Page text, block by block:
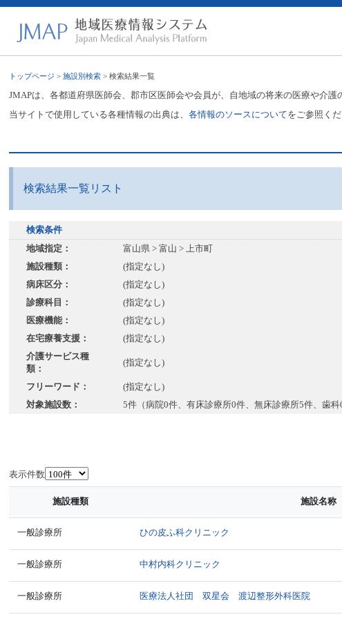
トップページ >施設別検索 > 検索結果一覧
JMAPは、各都道府県医師会、郡市区医師会や会員が、自地域の将来の医療や介
当サイトで使用している各種情報の出典は、各情報のソースについてをご参照くだ
検索結果一覧リスト
検索条件
地域指定：
富山県 > 富山 > 上市町
施設種類：
(指定なし)
病床区分：
(指定なし)
診療科目：
(指定なし)
医療機能：
(指定なし)
在宅療養支援：
(指定なし)
介護サービス種
類：
(指定なし)
フリーワード：
(指定なし)
対象施設数：
5件（病院0件、有床診療所0件、無床診療所5件、歯科
表示件数
施設種類 施設名称
一般診療所 ひの皮ふ科クリニック
一般診療所 中村内科クリニック
一般診療所 医療法人社団 双星会 渡辺整形外科医院